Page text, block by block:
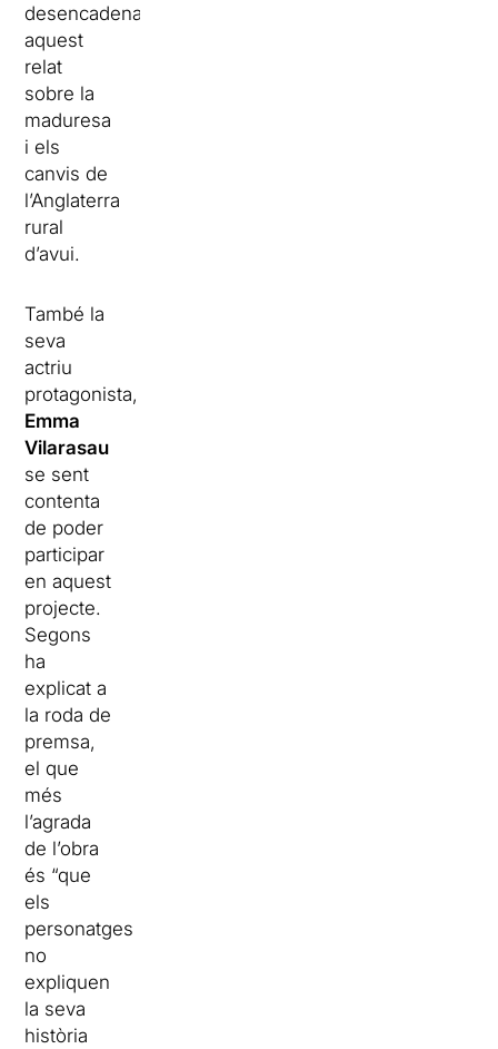
desencadena
aquest
relat
sobre la
maduresa
i els
canvis de
l’Anglaterra
rural
d’avui.
També la
seva
actriu
protagonista,
Emma
Vilarasau
se sent
contenta
de poder
participar
en aquest
projecte.
Segons
ha
explicat a
la roda de
premsa,
el que
més
l’agrada
de l’obra
és “que
els
personatges
no
expliquen
la seva
història